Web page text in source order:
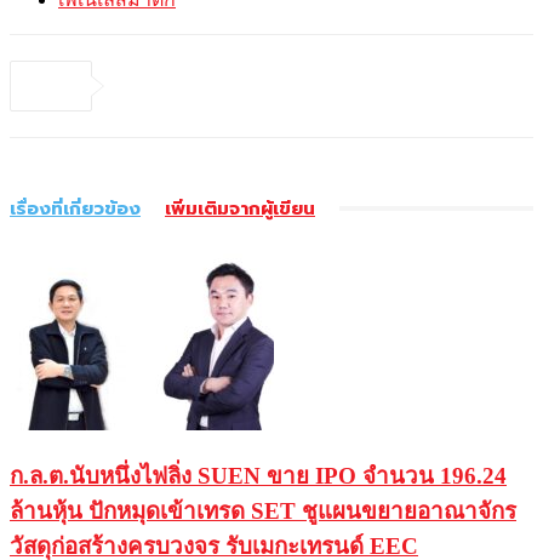
เรื่องที่เกี่ยวข้อง เพิ่มเติมจากผู้เขียน
ก.ล.ต.นับหนึ่งไฟลิ่ง SUEN ขาย IPO จำนวน 196.24
ล้านหุ้น ปักหมุดเข้าเทรด SET ชูแผนขยายอาณาจักร
วัสดุก่อสร้างครบวงจร รับเมกะเทรนด์ EEC